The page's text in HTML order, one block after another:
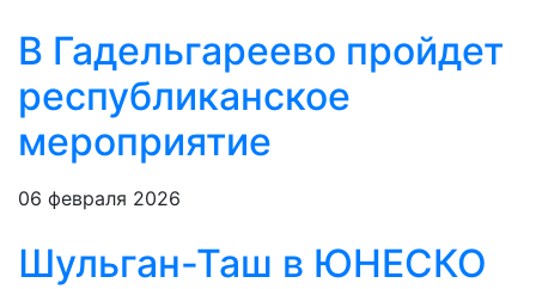
В Гадельгареево пройдет
республиканское
мероприятие
06 февраля 2026
Шульган-Таш в ЮНЕСКО